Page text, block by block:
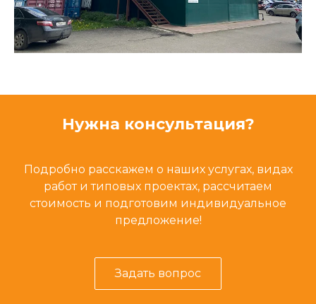
Нужна консультация?
Подробно расскажем о наших услугах, видах
работ и типовых проектах, рассчитаем
стоимость и подготовим индивидуальное
предложение!
Задать вопрос